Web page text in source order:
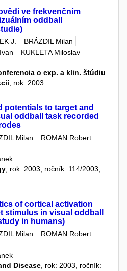
ve frekvenčním
oddball
J.
BRÁZDIL Milan
KUKLETA Miloslav
o exp. a klin. štúdiu
, rok: 2003
potentials to target and
oddball task recorded
Milan
ROMAN Robert
, rok: 2003, ročník: 114/2003,
of cortical activation
stimulus in visual oddball
in humans)
Milan
ROMAN Robert
Disease , rok: 2003, ročník: